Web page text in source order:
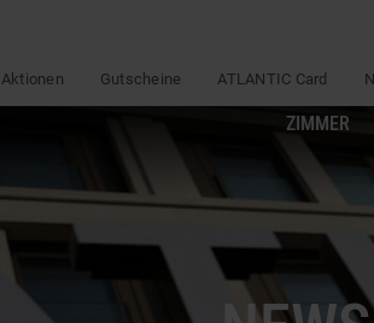
Aktionen Gutscheine ATLANTIC Card
ZIMMER
News & Aktionen
Angebote